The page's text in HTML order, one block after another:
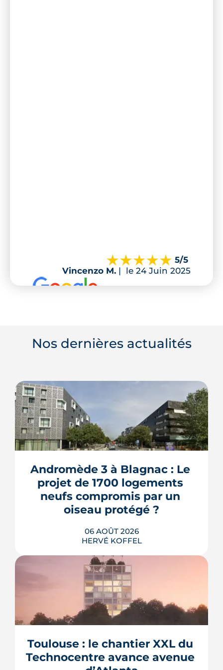
5/5
Vincenzo M. | le 24 Juin 2025
Nos dernières actualités
Andromède 3 à Blagnac : Le
projet de 1700 logements
neufs compromis par un
oiseau protégé ?
06 AOÛT 2026
HERVÉ KOFFEL
La troisième et dernière phase de
l'écoquartier Andromède doit livrer
près de 1 700 logements à partir de
protégé, la cisticole des joncs, contraint
fortement le plan d'aménagement et
repousse un calendrier déjà tendu.
Toulouse : le chantier XXL du
Technocentre avance avenue